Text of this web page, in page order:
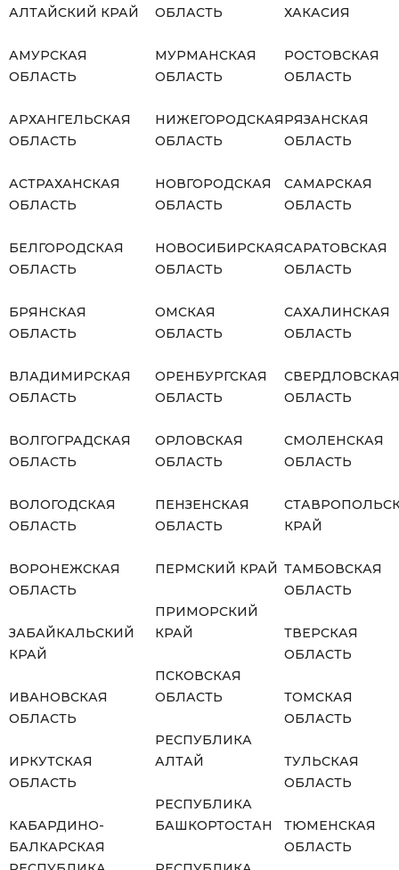
АЛТАЙСКИЙ КРАЙ
АМУРСКАЯ
ОБЛАСТЬ
АРХАНГЕЛЬСКАЯ
ОБЛАСТЬ
АСТРАХАНСКАЯ
ОБЛАСТЬ
БЕЛГОРОДСКАЯ
ОБЛАСТЬ
БРЯНСКАЯ
ОБЛАСТЬ
ВЛАДИМИРСКАЯ
ОБЛАСТЬ
ВОЛГОГРАДСКАЯ
ОБЛАСТЬ
ВОЛОГОДСКАЯ
ОБЛАСТЬ
ВОРОНЕЖСКАЯ
ОБЛАСТЬ
ЗАБАЙКАЛЬСКИЙ
КРАЙ
ИВАНОВСКАЯ
ОБЛАСТЬ
ИРКУТСКАЯ
ОБЛАСТЬ
КАБАРДИНО-
БАЛКАРСКАЯ
ОБЛАСТЬ
МУРМАНСКАЯ
ОБЛАСТЬ
НИЖЕГОРОДСКАЯ
ОБЛАСТЬ
НОВГОРОДСКАЯ
ОБЛАСТЬ
НОВОСИБИРСКАЯ
ОБЛАСТЬ
ОМСКАЯ
ОБЛАСТЬ
ОРЕНБУРГСКАЯ
ОБЛАСТЬ
ОРЛОВСКАЯ
ОБЛАСТЬ
ПЕНЗЕНСКАЯ
ОБЛАСТЬ
ПЕРМСКИЙ КРАЙ
ПРИМОРСКИЙ
КРАЙ
ПСКОВСКАЯ
ОБЛАСТЬ
РЕСПУБЛИКА
АЛТАЙ
РЕСПУБЛИКА
БАШКОРТОСТАН
ХАКАСИЯ
РОСТОВСКАЯ
ОБЛАСТЬ
РЯЗАНСКАЯ
ОБЛАСТЬ
САМАРСКАЯ
ОБЛАСТЬ
САРАТОВСКАЯ
ОБЛАСТЬ
САХАЛИНСКАЯ
ОБЛАСТЬ
СВЕРДЛОВСКАЯ
ОБЛАСТЬ
СМОЛЕНСКАЯ
ОБЛАСТЬ
КРАЙ
ТАМБОВСКАЯ
ОБЛАСТЬ
ТВЕРСКАЯ
ОБЛАСТЬ
ТОМСКАЯ
ОБЛАСТЬ
ТУЛЬСКАЯ
ОБЛАСТЬ
ТЮМЕНСКАЯ
ОБЛАСТЬ